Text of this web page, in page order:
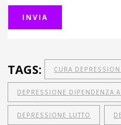
TAGS: CURA
DEPRESSIONE DIPENDENZA
DEPRESSIONE LUTTO